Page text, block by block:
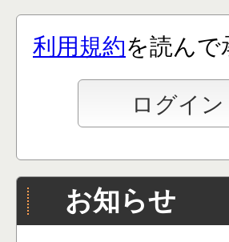
利用規約を読んで
お知らせ